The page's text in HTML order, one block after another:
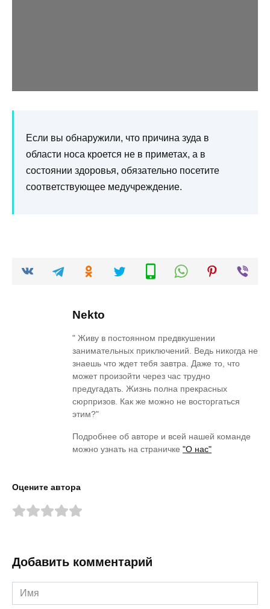
Если вы обнаружили, что причина зуда в
области носа кроется не в приметах, а в
состоянии здоровья, обязательно посетите
соответствующее медучреждение.
Nekto
" Живу в постоянном предвкушении
занимательных приключений. Ведь никогда не
знаешь что ждет тебя завтра. Даже то, что
может произойти через час трудно
предугадать. Жизнь полна прекрасных
сюрпризов. Как же можно не восторгаться
этим?"
Подробнее об авторе и всей нашей команде
можно узнать на страничке "О нас"
Оцените автора
Добавить комментарий
Имя